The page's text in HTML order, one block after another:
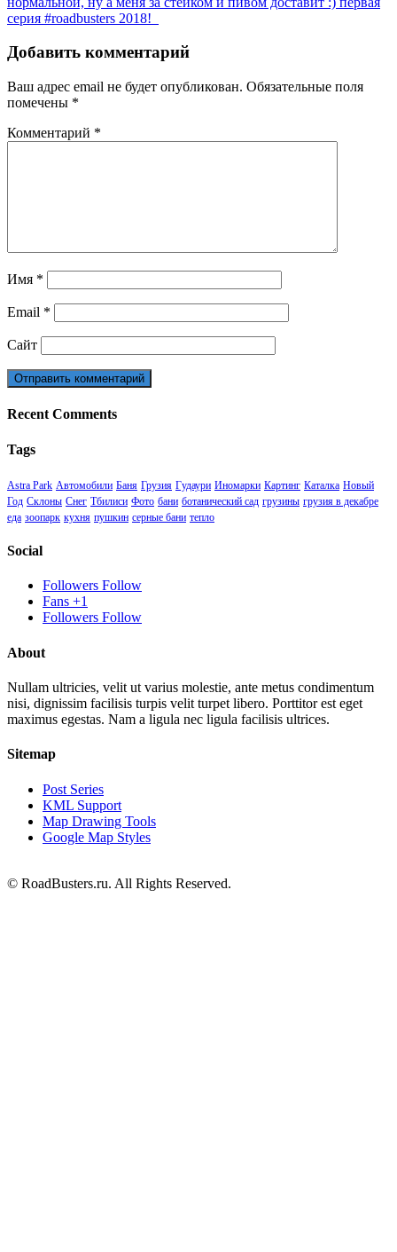
серия #roadbusters 2018!
Добавить комментарий
Ваш адрес email не будет опубликован. Обязательные поля
помечены *
Комментарий *
Имя *
Email *
Сайт
Recent Comments
Tags
Astra Park Автомобили Баня Грузия Гудаури Иномарки Картинг Каталка Новый
Год Склоны Снег Тбилиси Фото бани ботанический сад грузины грузия в декабре
еда зоопарк кухня пушкин серные бани тепло
Social
Followers Follow
Fans +1
Followers Follow
About
Nullam ultricies, velit ut varius molestie, ante metus condimentum
nisi, dignissim facilisis turpis velit turpet libero. Porttitor est eget
maximus egestas. Nam a ligula nec ligula facilisis ultrices.
Sitemap
Post Series
KML Support
Map Drawing Tools
Google Map Styles
© RoadBusters.ru. All Rights Reserved.